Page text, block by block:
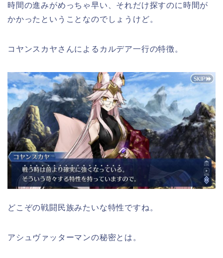
時間の進みがめっちゃ早い、それだけ探すのに時間が
かかったということなのでしょうけど。
コヤンスカヤさんによるカルデア一行の特徴。
どこぞの戦闘民族みたいな特性ですね。
アシュヴァッターマンの秘密とは。